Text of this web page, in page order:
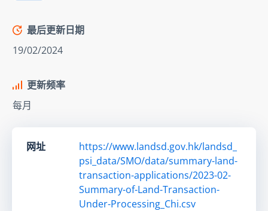
最后更新日期
19/02/2024
更新频率
每月
网址
https://www.landsd.gov.hk/landsd_
psi_data/SMO/data/summary-land-
transaction-applications/2023-02-
Summary-of-Land-Transaction-
Under-Processing_Chi.csv